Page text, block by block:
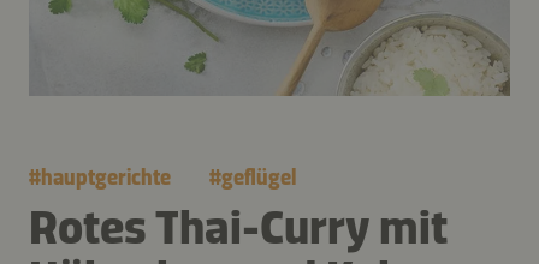
#hauptgerichte #geflügel
Rotes Thai-Curry mit